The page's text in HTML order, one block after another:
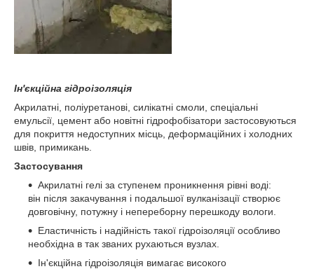
Ін'єкційна гідроізоляція
Акрилатні, поліуретанові, силікатні смоли, спеціальні
емульсії, цемент або новітні гідрофобізатори застосовуються
для покриття недоступних місць, деформаційних і холодних
швів, примикань.
Застосування
Акрилатні гелі за ступенем проникнення рівні воді:
він після закачування і подальшої вулканізації створює
довговічну, потужну і непереборну перешкоду вологи.
Еластичність і надійність такої гідроізоляції особливо
необхідна в так званих рухаються вузлах.
Ін'єкційна гідроізоляція вимагає високого